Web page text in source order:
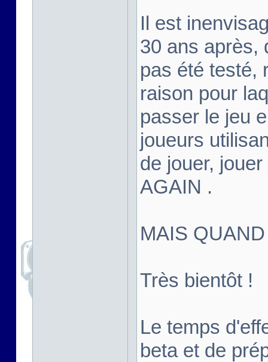
Il est
30 ans après,
pas été testé,
raison pour
passer le jeu
joueurs
de jouer,
AGAIN .
MAIS
Très bientôt !
Le temps
beta et de